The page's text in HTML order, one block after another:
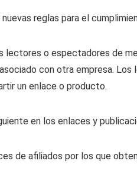
reglas para el
lectores o espectadores de
con otra empresa. Los
un enlace o producto.
en los enlaces y
de afiliados por los que